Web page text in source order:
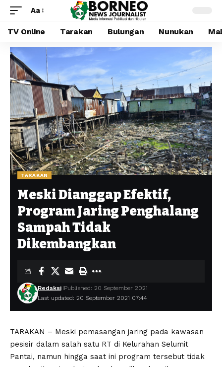
Aa
TV Online Tarakan Bulungan Nunukan
TARAKAN
Meski Dianggap Efektif,
Program Jaring Penghalang
Sampah Tidak
Dikembangkan
Last updated: 20 September 2021 07:44
Redaksi Published: 20 September 2021
TARAKAN – Meski pemasangan jaring pada kawasan
pesisir dalam salah satu RT di Kelurahan Selumit
Pantai, namun hingga saat ini program tersebut tidak